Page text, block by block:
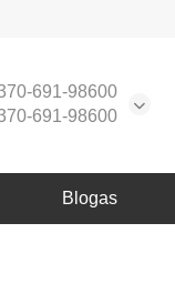
691-98600
691-98600
Blogas